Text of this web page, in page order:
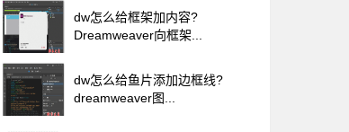
dw怎么给框架加内容?
Dreamweaver向框架...
dw怎么给鱼片添加边框线?
dreamweaver图...